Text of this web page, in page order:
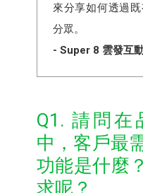
來分享如何透過
分眾。
- Super 8 雲發互
Q1. 請問在
中，客戶最
功能是什麼
求呢？